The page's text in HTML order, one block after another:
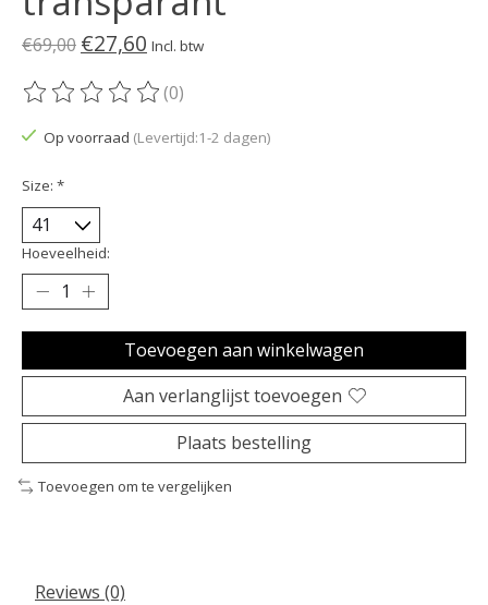
€69,00 €27,60 Incl. btw
De beoordeling van dit product is
(0)
Op voorraad (Levertijd:1-2 dagen)
Size: *
Hoeveelheid:
Toevoegen aan winkelwagen
Aan verlanglijst toevoegen
Plaats bestelling
Toevoegen om te vergelijken
Reviews (0)